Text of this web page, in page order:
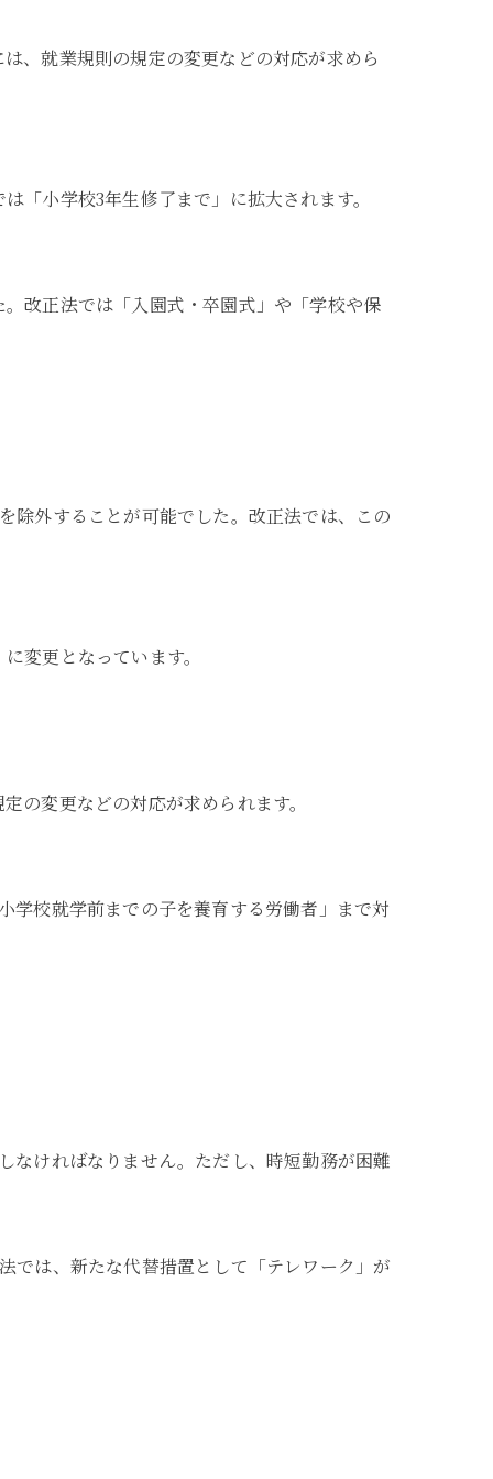
、就業規則の規定の変更などの対応が求めら
「小学校3年生修了まで」に拡大されます。
改正法では「入園式・卒園式」や「学校や保
除外することが可能でした。改正法では、この
変更となっています。
の変更などの対応が求められます。
学校就学前までの子を養育する労働者」まで対
なければなりません。ただし、時短勤務が困難
では、新たな代替措置として「テレワーク」が